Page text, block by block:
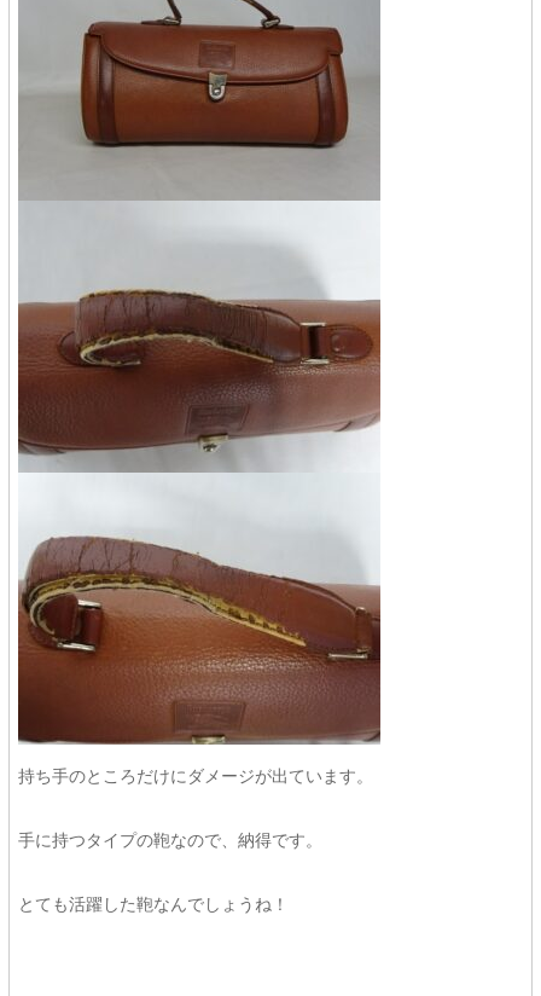
持ち手のところだけにダメージが出ています。
手に持つタイプの鞄なので、納得です。
とても活躍した鞄なんでしょうね！